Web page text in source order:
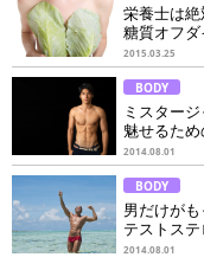
栄養士は絶
糖質オフ
2015.03.25
BODY
ミスター
魅せるた
2014.08.01
BODY
男だけが
テストス
2014.08.01